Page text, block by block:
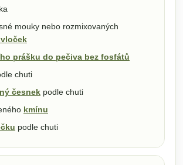
mouky nebo rozmixovaných
prášku do pečiva bez fosfátů
chuti
česnek podle chuti
kmínu
podle chuti